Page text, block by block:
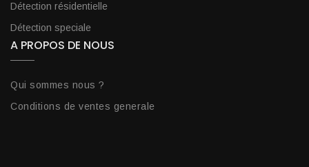
Détection résidentielle
Détection speciale
A PROPOS DE NOUS
Qui sommes nous ?
Conditions de ventes generale